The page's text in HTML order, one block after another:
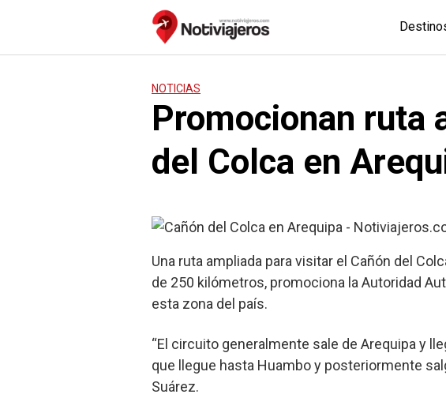
NOTICIAS
Promocionan ruta
del Colca en
Una ruta ampliada para visitar el Cañón del
de 250 kilómetros, promociona la Autoridad
esta zona del país.
“El circuito generalmente sale de Arequipa y
que llegue hasta Huambo y posteriormente
Suárez.